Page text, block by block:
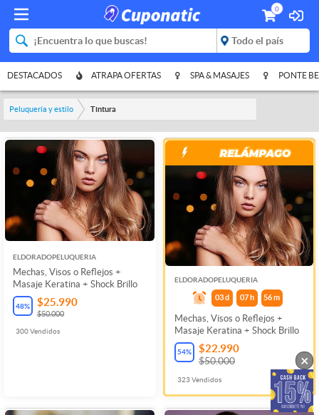
0
DESTACADOS ATRAPA OFERTAS SPA & MASAJES PONTE
Peluquería y estilo Tintura
ELDORADOPELUQUERIA
Mechas, Visos o Reflejos +
Masaje Keratina + Shock Brillo
48% $25.990
$50.000
300Vendidos
ELDORADOPELUQUERIA
03 d 07 h 56m
Mechas, Visos o Reflejos +
Masaje Keratina + Shock Brillo
54% $22.990
$50.000
323Vendidos
×